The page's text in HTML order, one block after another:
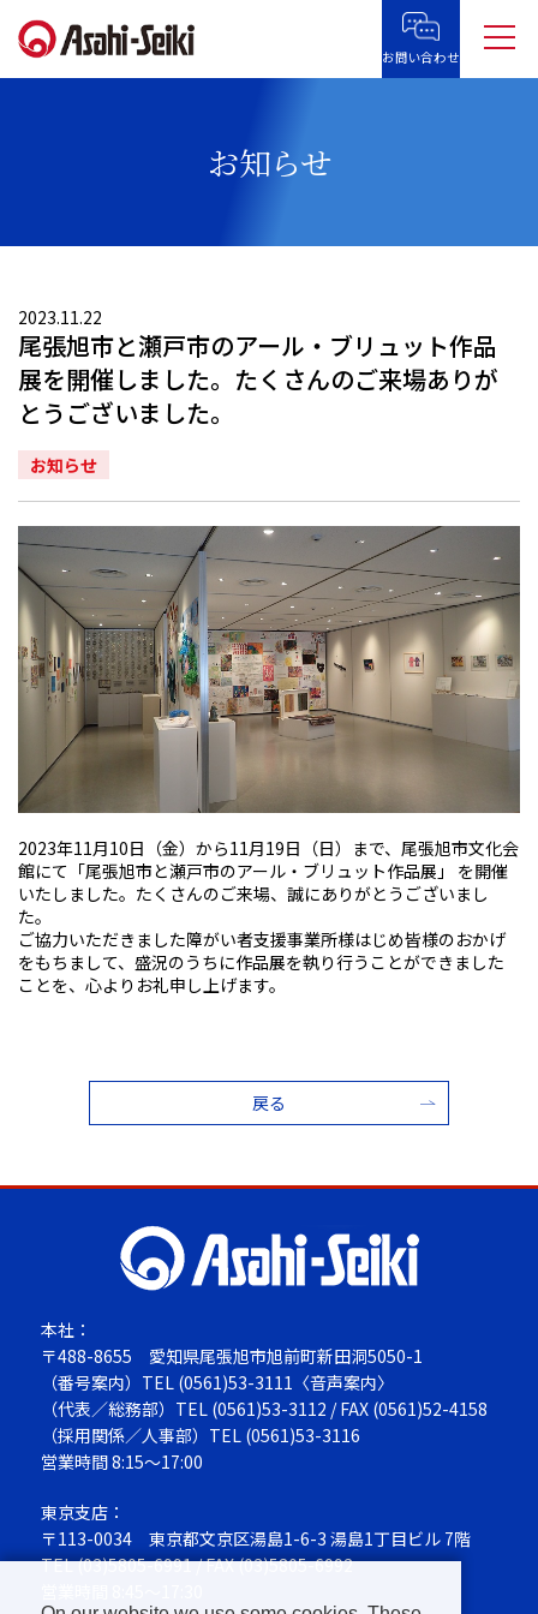
お問い合わせ
お知らせ
2023.11.22
尾張旭市と瀬戸市のアール・ブリュット作品
展を開催しました。たくさんのご来場ありが
とうございました。
お知らせ
2023年11月10日（金）から11月19日（日）まで、尾張旭市文化会
館にて「尾張旭市と瀬戸市のアール・ブリュット作品展」 を開催
いたしました。たくさんのご来場、誠にありがとうございまし
た。
ご協力いただきました障がい者支援事業所様はじめ皆様のおかげ
をもちまして、盛況のうちに作品展を執り行うことができました
ことを、心よりお礼申し上げます。
戻る
本社：
〒488-8655 愛知県尾張旭市旭前町新田洞5050-1
（番号案内）TEL (0561)53-3111 〈音声案内〉
（代表／総務部）TEL (0561)53-3112 / FAX (0561)52-4158
（採用関係／人事部）TEL (0561)53-3116
営業時間 8:15～17:00
東京支店：
〒113-0034 東京都文京区湯島1-6-3 湯島1丁目ビル 7階
TEL(03)5805-6991/ FAX (03)5805-6992